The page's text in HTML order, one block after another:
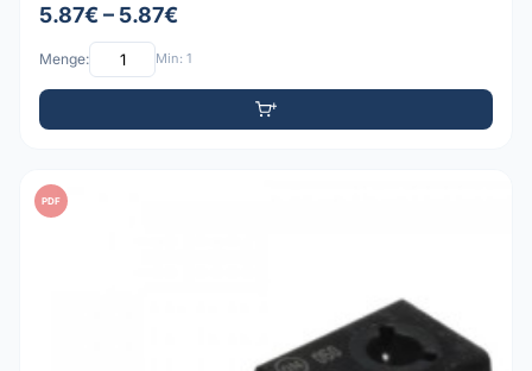
5.87€ – 5.87€
Menge: Min: 1
PDF